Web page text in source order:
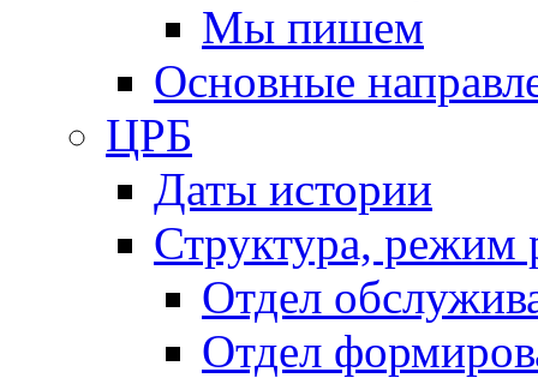
Мы пишем
Основные
ЦРБ
Даты истории
Структура, режим
Отдел
Отдел